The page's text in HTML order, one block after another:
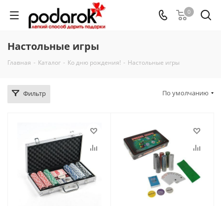
0
Настольные игры
Главная - Каталог - Ко дню рождения! - Настольные игры
Фильтр По умолчанию